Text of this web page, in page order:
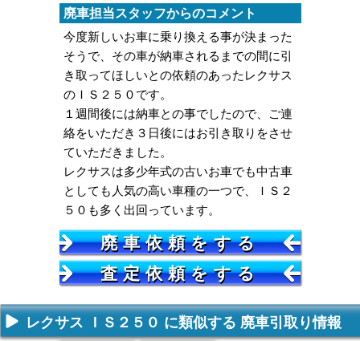
廃車担当スタッフからのコメント
今度新しいお車に乗り換える事が決まった
そうで、その車が納車されるまでの間に引
き取ってほしいとの依頼のあったレクサス
のＩＳ２５０です。
１週間後には納車との事でしたので、ご連
絡をいただき３日後にはお引き取りをさせ
ていただきました。
レクサスは多少年式の古いお車でも中古車
としても人気の高い車種の一つで、ＩＳ２
５０も多く出回っています。
廃車依頼をする
査定依頼をする
レクサス ＩＳ２５０ に類似する 廃車引取り情報